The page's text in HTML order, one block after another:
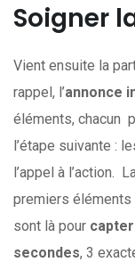
Soigner
Vient ensuite la
rappel, l’annonce
éléments, chacun
l’étape suivante :
l’appel à l’action.
premiers éléments
sont là pour
secondes, 3